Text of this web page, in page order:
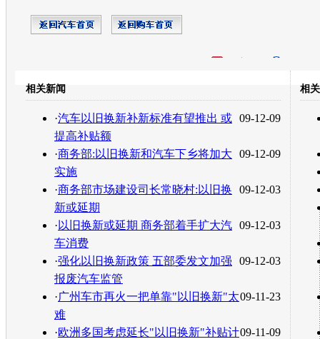
转发至：
相关新闻
09-12-09
·汽车以旧换新补新标准有望推出 或
提高补贴额
09-12-09
·商务部:以旧换新和汽车下乡将加大
实施
09-12-03
·商务部市场建设司长常晓村:以旧换
新或延期
09-12-03
· 以旧换新或延期 商务部着手扩大汽
车消费
09-12-03
·强化以旧换新政策 五部委发文加强
报废汽车监管
09-11-23
·广州车市再火一把单靠"以旧换新"太
难
09-11-09
·欧洲多国考虑延长"以旧换新"补贴计
相